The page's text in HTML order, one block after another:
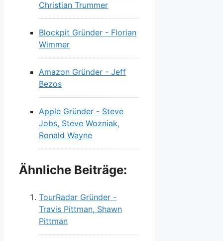
Christian Trummer
Blockpit Gründer - Florian
Wimmer
Amazon Gründer - Jeff
Bezos
Apple Gründer - Steve
Jobs, Steve Wozniak,
Ronald Wayne
Ähnliche Beiträge:
TourRadar Gründer -
Travis Pittman, Shawn
Pittman